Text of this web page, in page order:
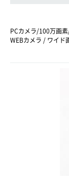
PCカメラ/100万画
WEBカメラ / ワイド